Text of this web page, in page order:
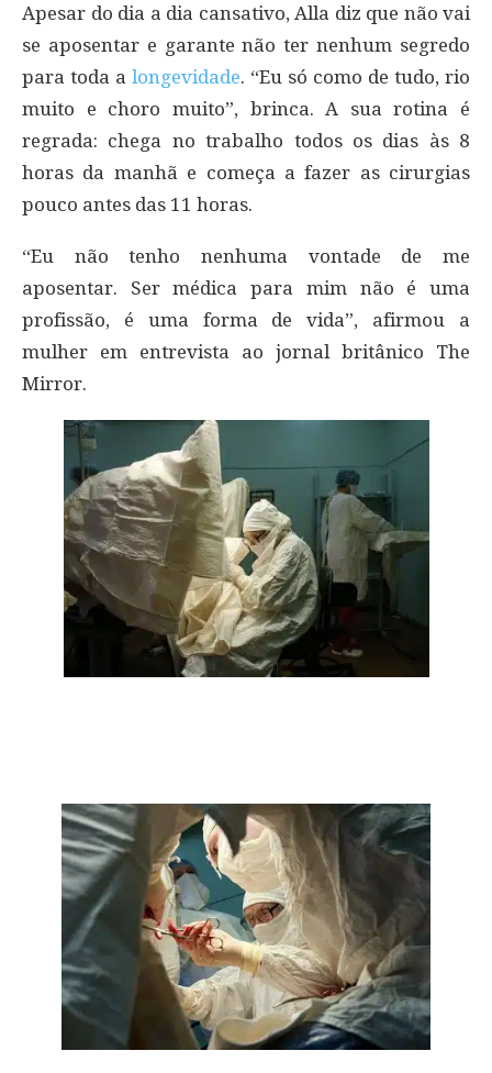
Apesar do dia a dia cansativo, Alla diz que não vai
se aposentar e garante não ter nenhum segredo
para toda a longevidade. “Eu só como de tudo, rio
muito e choro muito”, brinca. A sua rotina é
regrada: chega no trabalho todos os dias às 8
horas da manhã e começa a fazer as cirurgias
pouco antes das 11 horas.
“Eu não tenho nenhuma vontade de me
aposentar. Ser médica para mim não é uma
profissão, é uma forma de vida”, afirmou a
mulher em entrevista ao jornal britânico The
Mirror.